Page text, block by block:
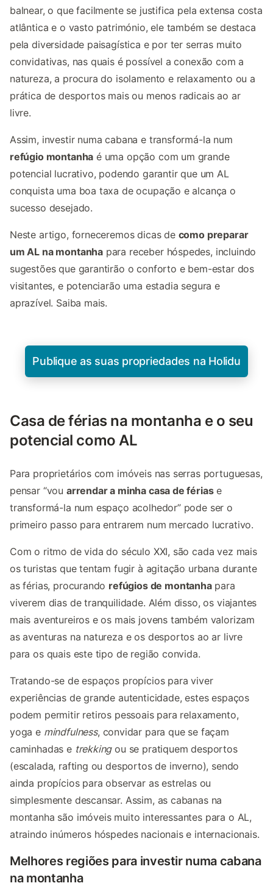
balnear, o que facilmente se justifica pela extensa costa
atlântica e o vasto património, ele também se destaca
pela diversidade paisagística e por ter serras muito
convidativas, nas quais é possível a conexão com a
natureza, a procura do isolamento e relaxamento ou a
prática de desportos mais ou menos radicais ao ar
livre.
Assim, investir numa cabana e transformá-la num
refúgio montanha é uma opção com um grande
potencial lucrativo, podendo garantir que um AL
conquista uma boa taxa de ocupação e alcança o
sucesso desejado.
Neste artigo, forneceremos dicas de como preparar
um AL na montanha para receber hóspedes, incluindo
sugestões que garantirão o conforto e bem-estar dos
visitantes, e potenciarão uma estadia segura e
aprazível. Saiba mais.
Publique as suas propriedades na Holidu
Casa de férias na montanha e o seu
potencial como AL
Para proprietários com imóveis nas serras portuguesas,
pensar “vou arrendar a minha casa de fériase
transformá-la num espaço acolhedor” pode ser o
primeiro passo para entrarem num mercado lucrativo.
Com o ritmo de vida do século XXI, são cada vez mais
os turistas que tentam fugir à agitação urbana durante
as férias, procurando refúgios de montanhapara
viverem dias de tranquilidade. Além disso, os viajantes
mais aventureiros e os mais jovens também valorizam
as aventuras na natureza e os desportos ao ar livre
para os quais este tipo de região convida.
Tratando-se de espaços propícios para viver
experiências de grande autenticidade, estes espaços
podem permitir retiros pessoais para relaxamento,
yoga e mindfulness, convidar para que se façam
caminhadas e trekkingou se pratiquem desportos
(escalada, rafting ou desportos de inverno), sendo
ainda propícios para observar as estrelas ou
simplesmente descansar. Assim, as cabanas na
montanha são imóveis muito interessantes para o AL,
atraindo inúmeros hóspedes nacionais e internacionais.
Melhores regiões para investir numa cabana
na montanha